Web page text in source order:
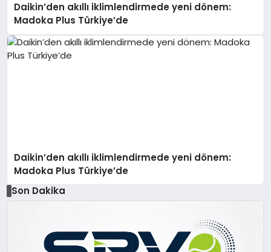
Daikin’den akıllı iklimlendirmede yeni dönem:
Madoka Plus Türkiye’de
Daikin’den akıllı iklimlendirmede yeni dönem:
Madoka Plus Türkiye’de
Son Dakika